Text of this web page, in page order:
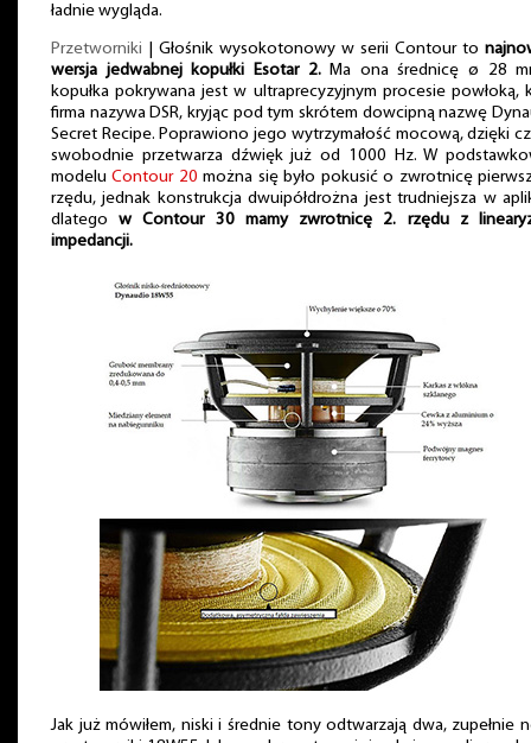
ładnie wygląda.
Przetworniki | Głośnik wysokotonowy w serii Contour to
wersja jedwabnej kopułki Esotar 2.Ma ona średnicę ø 28
kopułka pokrywana jest w ultraprecyzyjnym procesie powłoką,
firma nazywa DSR, kryjąc pod tym skrótem dowcipną nazwę
Secret Recipe. Poprawiono jego wytrzymałość mocową, dzięki
swobodnie przetwarza dźwięk już od 1000 Hz. W
modeluContour 20 można się było pokusić o zwrotnicę
rzędu, jednak konstrukcja dwuipółdrożna jest trudniejsza w
dlategow Contour 30 mamy zwrotnicę 2. rzędu z
impedancji.
Jak już mówiłem, niski i średnie tony odtwarzają dwa, zupełnie